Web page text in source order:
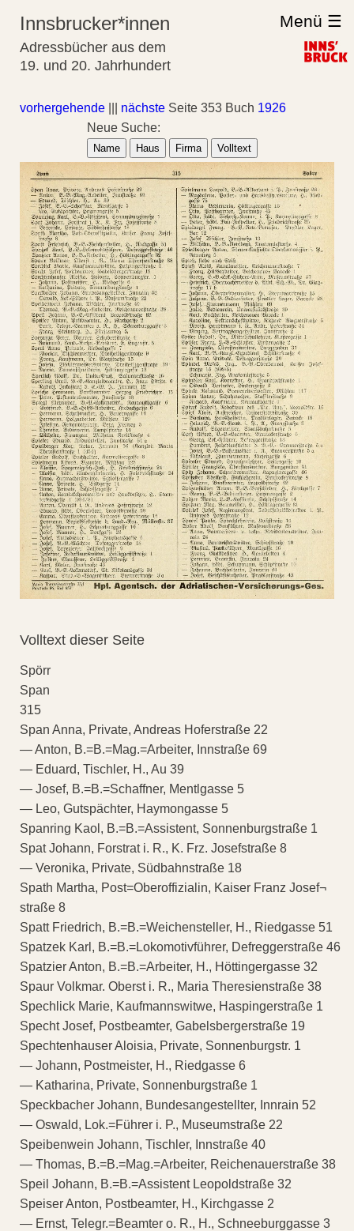
Innsbrucker*innen
Adressbücher aus dem
19. und 20. Jahrhundert
Menü ☰
vorhergehende nächste Seite 353 Buch 1926
Neue Suche:
Name Haus Firma Volltext
Volltext dieser Seite
Spörr
Span
315
Span Anna, Private, Andreas Hoferstraße 22
— Anton, B.=B.=Mag.=Arbeiter, Innstraße 69
— Eduard, Tischler, H., Au 39
— Josef, B.=B.=Schaffner, Mentlgasse 5
— Leo, Gutspächter, Haymongasse 5
Spanring Kaol, B.=B.=Assistent, Sonnenburgstraße 1
Spat Johann, Forstrat i. R., K. Frz. Josefstraße 8
— Veronika, Private, Südbahnstraße 18
Spath Martha, Post=Oberoffizialin, Kaiser Franz Josef¬
straße 8
Spatt Friedrich, B.=B.=Weichensteller, H., Riedgasse 51
Spatzek Karl, B.=B.=Lokomotivführer, Defreggerstraße 46
Spatzier Anton, B.=B.=Arbeiter, H., Höttingergasse 32
Spaur Volkmar. Oberst i. R., Maria Theresienstraße 38
Spechlick Marie, Kaufmannswitwe, Haspingerstraße 1
Specht Josef, Postbeamter, Gabelsbergerstraße 19
Spechtenhauser Aloisia, Private, Sonnenburgstr. 1
— Johann, Postmeister, H., Riedgasse 6
— Katharina, Private, Sonnenburgstraße 1
Speckbacher Johann, Bundesangestellter, Innrain 52
— Oswald, Lok.=Führer i. P., Museumstraße 22
Speibenwein Johann, Tischler, Innstraße 40
— Thomas, B.=B.=Mag.=Arbeiter, Reichenauerstraße 38
Speil Johann, B.=B.=Assistent Leopoldstraße 32
Speiser Anton, Postbeamter, H., Kirchgasse 2
— Ernst, Telegr.=Beamter o. R., H., Schneeburggasse 3